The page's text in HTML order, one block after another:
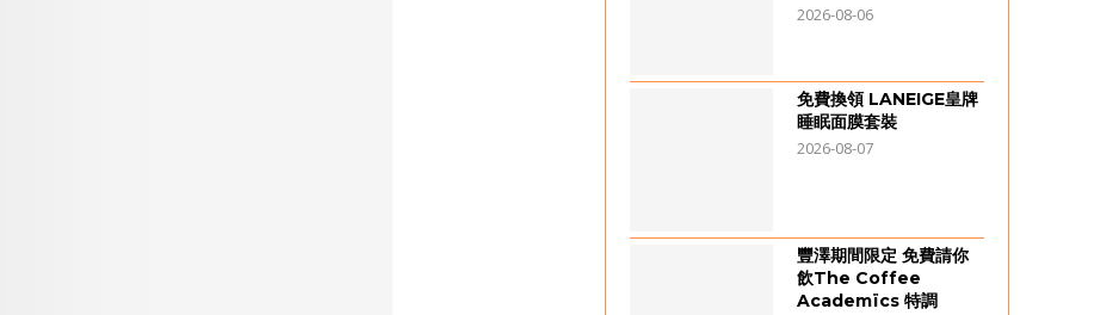
2026-08-06
免費換領 LANEIGE皇牌
睡眠面膜套裝
2026-08-07
豐澤期間限定 免費請你
飲The Coffee
Academïcs 特調